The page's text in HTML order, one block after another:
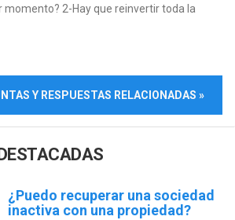
momento? 2-Hay que reinvertir toda la
Y RESPUESTAS RELACIONADAS »
¿Puedo recuperar una sociedad
inactiva con una propiedad?